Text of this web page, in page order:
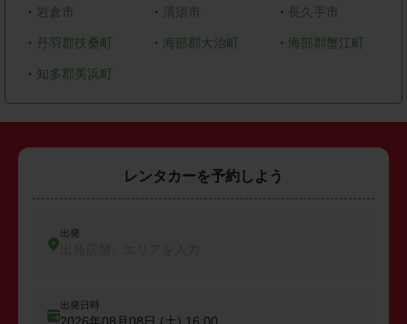
・ 岩倉市 ・ 清須市 ・ 長久手市
・ 丹羽郡扶桑町 ・ 海部郡大治町 ・ 海部郡蟹江町
・ 知多郡美浜町
レンタカーを予約しよう
出発
出発日時
2026年08月08日 (土) 16:00